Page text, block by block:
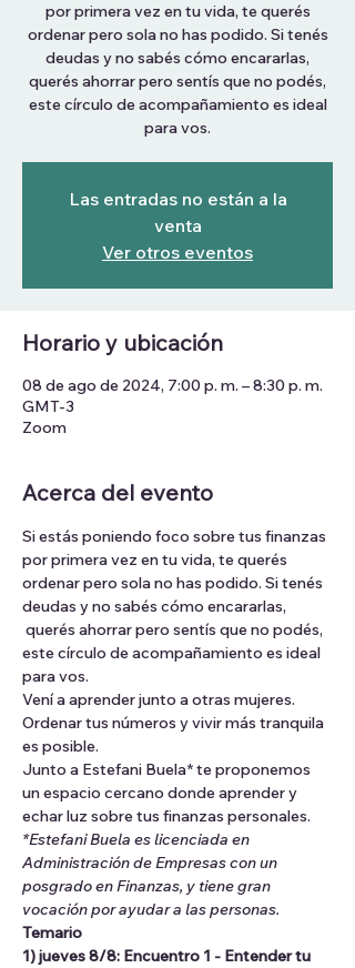
por primera vez en tu vida, te querés
ordenar pero sola no has podido. Si tenés
deudas y no sabés cómo encararlas,
querés ahorrar pero sentís que no podés,
este círculo de acompañamiento es ideal
para vos.
Las entradas no están a la
venta
Ver otros eventos
Horario y ubicación
08 de ago de 2024, 7:00 p. m. – 8:30 p. m.
GMT-3
Zoom
Acerca del evento
Si estás poniendo foco sobre tus finanzas
por primera vez en tu vida, te querés
ordenar pero sola no has podido. Si tenés
deudas y no sabés cómo encararlas,
querés ahorrar pero sentís que no podés,
este círculo de acompañamiento es ideal
para vos.
Vení a aprender junto a otras mujeres.
Ordenar tus números y vivir más tranquila
es posible.
Junto a Estefani Buela* te proponemos
un espacio cercano donde aprender y
echar luz sobre tus finanzas personales.
*Estefani Buela es licenciada en
Administración de Empresas con un
posgrado en Finanzas, y tiene gran
vocación por ayudar a las personas.
Temario
1) jueves 8/8: Encuentro 1 - Entender tu